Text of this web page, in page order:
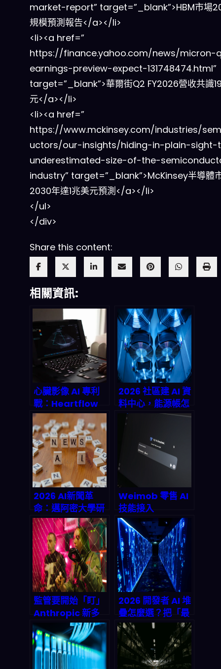
market-report” target=”_blank”>HBM市場
規模預測報告</a></li>
<li><a href=”
https://finance.yahoo.com/news/micron-
earnings-preview-expect-131748474.html”
target=”_blank”>華爾街Q2 FY2026營收共識
元</a></li>
<li><a href=”
https://www.mckinsey.com/industries/
uctors/our-insights/hiding-in-plain-sight-
underestimated-size-of-the-
industry” target=”_blank”>McKinsey半導體
2030年達1兆美元預測</a></li>
</ul>
</div>
Share this content:
相關資訊:
心臟影像 AI 專利
戰：Heartflow
對 Cleerly 提告，
2026 醫療影像市
場會被「訴訟邏
輯」重寫嗎？
2026 社區建 AI 資
料中心，能源帳怎
麼算？
Manitowoc 縣的
「分散式」思考能
不能落地？
2026 AI新聞革
命：邁阿密大學研
究揭露LLM如何自
動化故事生成、事
實查核與個人化分
發，媒體業者必看
生存破局指南
Weimob 零售 AI
技能接入
OpenClaw：把
客服、庫存與行銷
直接「變成可執行
的代理」會怎麼改
寫 2026 電商後
台？
監管要開始「盯」
Anthropic 新多
模態模型了？
2026 以後的 AI 上
線、授權與合規會
怎麼變
2026 開發者 AI 堆
疊怎麼選？把「最
強模型」換成能長
期維護的 API 組合